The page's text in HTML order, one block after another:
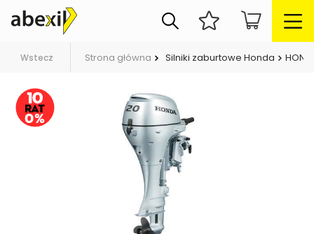
Wstecz Strona główna Silniki zaburtowe Honda